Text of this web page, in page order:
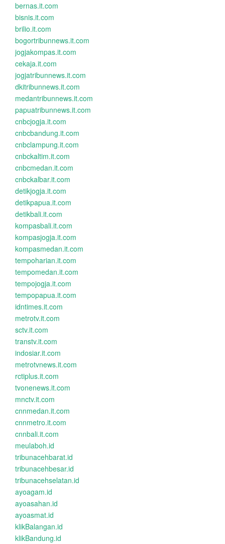
bernas.it.com
bisnis.it.com
brilio.it.com
bogortribunnews.it.com
jogjakompas.it.com
cekaja.it.com
jogjatribunnews.it.com
dkitribunnews.it.com
medantribunnews.it.com
papuatribunnews.it.com
cnbcjogja.it.com
cnbcbandung.it.com
cnbclampung.it.com
cnbckaltim.it.com
cnbcmedan.it.com
cnbckalbar.it.com
detikjogja.it.com
detikpapua.it.com
detikbali.it.com
kompasbali.it.com
kompasjogja.it.com
kompasmedan.it.com
tempoharian.it.com
tempomedan.it.com
tempojogja.it.com
tempopapua.it.com
idntimes.it.com
metrotv.it.com
sctv.it.com
transtv.it.com
indosiar.it.com
metrotvnews.it.com
rctiplus.it.com
tvonenews.it.com
mnctv.it.com
cnnmedan.it.com
cnnmetro.it.com
cnnbali.it.com
meulaboh.id
tribunacehbarat.id
tribunacehbesar.id
tribunacehselatan.id
ayoagam.id
ayoasahan.id
ayoasmat.id
klikBalangan.id
klikBandung.id